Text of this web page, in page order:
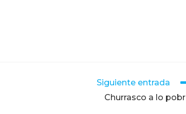
Siguiente entrada
Churrasco a lo